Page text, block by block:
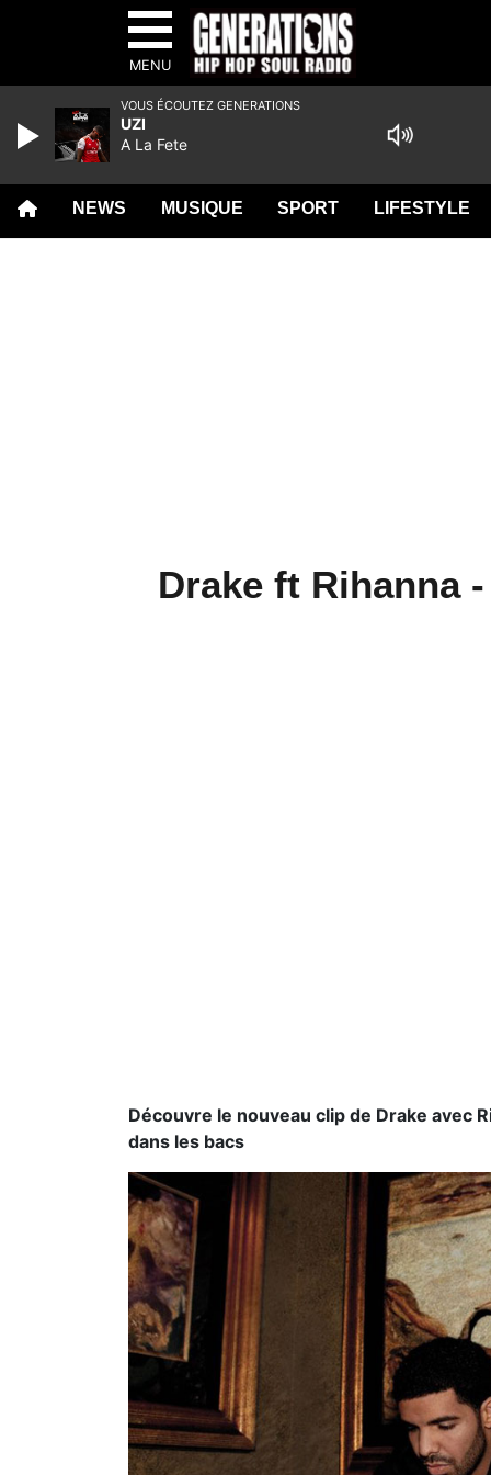
MENU
NEWS MUSIQUE SPORT LIFESTYLE
Drake ft Rihanna
Découvre le nouveau clip de Drake avec
dans les bacs
VOUS ÉCOUTEZ GENERATIONS
UZI
A La Fete